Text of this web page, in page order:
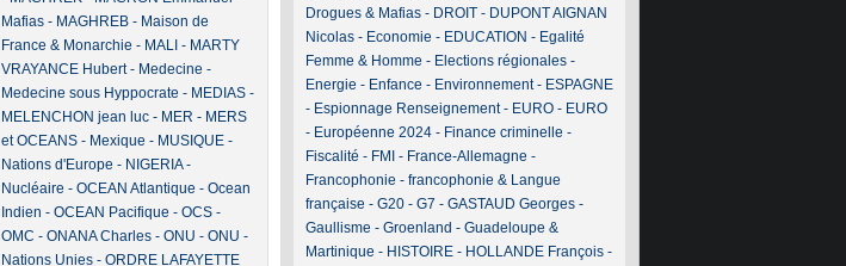
Mafias- MAGHREB- Maison de
France & Monarchie - MALI - MARTY
VRAYANCE Hubert- Medecine -
Medecine sous Hyppocrate - MEDIAS-
MELENCHON jean luc- MER - MERS
et OCEANS- Mexique - MUSIQUE-
Nations d'Europe - NIGERIA-
Nucléaire - OCEAN Atlantique - Ocean
Indien - OCEAN Pacifique - OCS-
OMC - ONANA Charles- ONU - ONU -
Nations Unies- ORDRE LAFAYETTE
Drogues & Mafias- DROIT- DUPONT AIGNAN
Nicolas- Economie - EDUCATION - Egalité
Femme & Homme - Elections régionales-
Energie - Enfance - Environnement- ESPAGNE
- Espionnage Renseignement- EURO- EURO
- Européenne 2024- Finance criminelle -
Fiscalité - FMI - France-Allemagne -
Francophonie - francophonie & Langue
française - G20- G7 - GASTAUD Georges-
Gaullisme - Groenland - Guadeloupe &
Martinique - HISTOIRE- HOLLANDE François-